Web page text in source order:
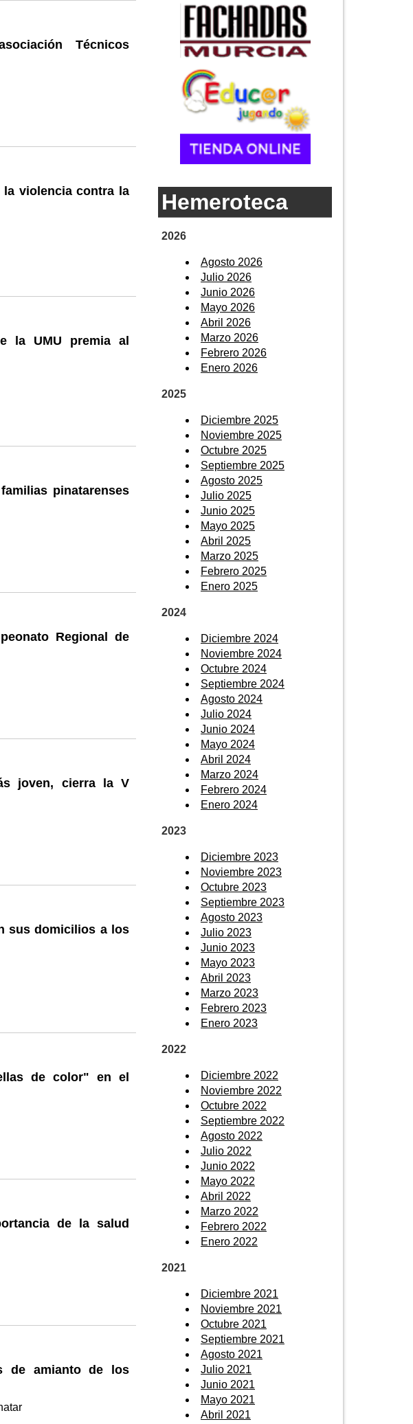
Técnicos
la violencia contra la
la UMU premia al
pinatarenses
Regional de
joven, cierra la V
sus domicilios a los
de color" en el
de la salud
de amianto de los
Hemeroteca
2026
Agosto 2026
Julio 2026
Junio 2026
Mayo 2026
Abril 2026
Marzo 2026
Febrero 2026
Enero 2026
2025
Diciembre 2025
Noviembre 2025
Octubre 2025
Septiembre 2025
Agosto 2025
Julio 2025
Junio 2025
Mayo 2025
Abril 2025
Marzo 2025
Febrero 2025
Enero 2025
2024
Diciembre 2024
Noviembre 2024
Octubre 2024
Septiembre 2024
Agosto 2024
Julio 2024
Junio 2024
Mayo 2024
Abril 2024
Marzo 2024
Febrero 2024
Enero 2024
2023
Diciembre 2023
Noviembre 2023
Octubre 2023
Septiembre 2023
Agosto 2023
Julio 2023
Junio 2023
Mayo 2023
Abril 2023
Marzo 2023
Febrero 2023
Enero 2023
2022
Diciembre 2022
Noviembre 2022
Octubre 2022
Septiembre 2022
Agosto 2022
Julio 2022
Junio 2022
Mayo 2022
Abril 2022
Marzo 2022
Febrero 2022
Enero 2022
2021
Diciembre 2021
Noviembre 2021
Octubre 2021
Septiembre 2021
Agosto 2021
Julio 2021
Junio 2021
Mayo 2021
Abril 2021